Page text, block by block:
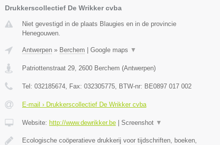
Drukkerscollectief De Wrikker cvba
Niet gevestigd in de plaats Blaugies en in de provincie
Henegouwen.
Antwerpen » Berchem Google maps ▼
Patriottenstraat 29, 2600 Berchem (Antwerpen)
Tel: 032185674, Fax: 032305775, BTW-nr: BE0897 017 002
E-mail › Drukkerscollectief De Wrikker cvba
Website: http://www.dewrikker.be Screenshot ▼
Ecologische coöperatieve drukkerij voor tijdschriften, boeken,